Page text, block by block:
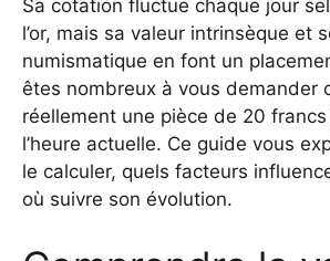
Sa cotation fluctue chaque jour
l’or, mais sa valeur intrinsèque et
numismatique en font un
êtes nombreux à vous demander
réellement une pièce de 20
l’heure actuelle. Ce guide vous
le calculer, quels facteurs
où suivre son évolution.